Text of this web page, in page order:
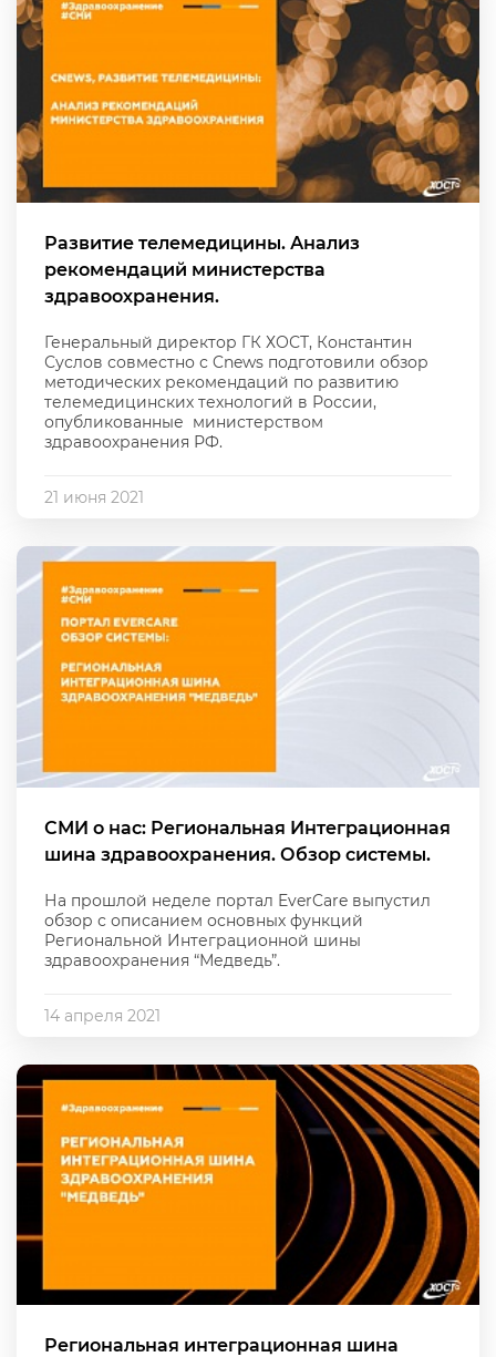
Развитие телемедицины. Анализ
рекомендаций министерства
здравоохранения.
Генеральный директор ГК ХОСТ, Константин
Суслов совместно с Cnews подготовили обзор
методических рекомендаций по развитию
телемедицинских технологий в России,
опубликованные министерством
здравоохранения РФ.
21 июня 2021
СМИ о нас: Региональная Интеграционная
шина здравоохранения. Обзор системы.
На прошлой неделе портал EverCare выпустил
обзор с описанием основных функций
Региональной Интеграционной шины
здравоохранения “Медведь”.
14 апреля 2021
Региональная интеграционная шина